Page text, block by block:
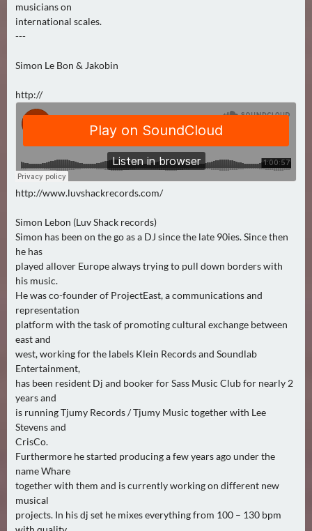
musicians on
international scales.
---
Simon Le Bon & Jakobin
http://
http://www.luvshackrecords.com/
Simon Lebon (Luv Shack records)
Simon has been on the go as a DJ since the late 90ies. Since then
he has
played allover Europe always trying to pull down borders with
his music.
He was co-founder of ProjectEast, a communications and
representation
platform with the task of promoting cultural exchange between
east and
west, working for the labels Klein Records and Soundlab
Entertainment,
has been resident Dj and booker for Sass Music Club for nearly 2
years and
is running Tjumy Records / Tjumy Music together with Lee
Stevens and
CrisCo.
Furthermore he started producing a few years ago under the
name Whare
together with them and is currently working on different new
musical
projects. In his dj set he mixes everything from 100 – 130 bpm